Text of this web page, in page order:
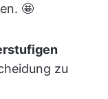
🤩
zu